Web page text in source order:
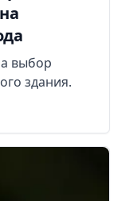
выбор
здания.